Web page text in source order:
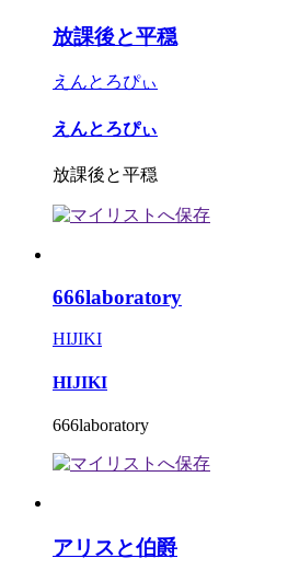
放課後と平穏
えんとろぴぃ
えんとろぴぃ
放課後と平穏
666laboratory
HIJIKI
HIJIKI
666laboratory
アリスと伯爵